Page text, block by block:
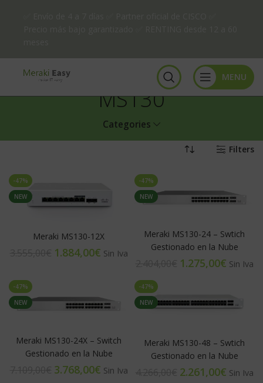
MENU
MS130
Categories
Filters
-47%
NEW
Meraki MS130-12X
1.884,00€
-47%
NEW
Meraki MS130-24 – Swtich
Gestionado en la Nube
1.275,00€
-47%
NEW
Meraki MS130-24X – Switch
Gestionado en la Nube
3.768,00€
-47%
NEW
Meraki MS130-48 – Swtich
Gestionado en la Nube
2.261,00€